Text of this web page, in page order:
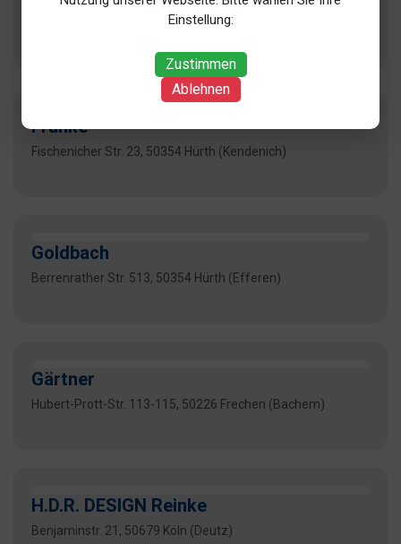
Einstellung:
Zustimmen
Ablehnen
Rheinbergstr. 36a, 51143 Köln (Langel)
Franke
Fischenicher Str. 23, 50354 Hürth (Kendenich)
Goldbach
Berrenrather Str. 513, 50354 Hürth (Efferen)
Gärtner
Hubert-Prott-Str. 113-115, 50226 Frechen (Bachem)
H.D.R. DESIGN Reinke
Benjaminstr. 21, 50679 Köln (Deutz)